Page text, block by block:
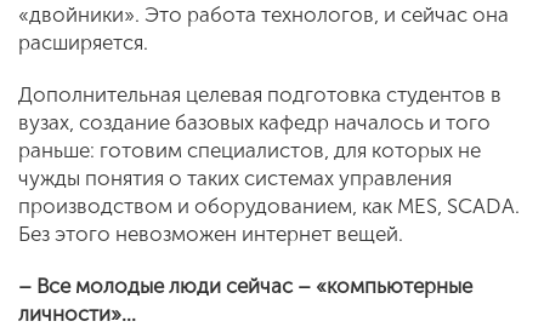
«двойники». Это работа технологов, и сейчас она
расширяется.
Дополнительная целевая подготовка студентов в
вузах, создание базовых кафедр началось и того
раньше: готовим специалистов, для которых не
чужды понятия о таких системах управления
производством и оборудованием, как MES, SCADA.
Без этого невозможен интернет вещей.
– Все молодые люди сейчас – «компьютерные
личности»…